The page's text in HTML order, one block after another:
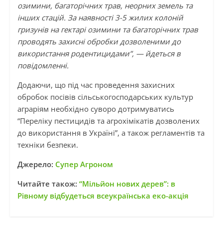
озимини, багаторічних трав, неорних земель та
інших стацій. За наявності 3-5 жилих колоній
гризунів на гектарі озимини та багаторічних трав
проводять захисні обробки дозволеними до
використання родентицидами”, — йдеться в
повідомленні.
Додаючи, що під час проведення захисних
обробок посівів сільськогосподарських культур
аграріям необхідно суворо дотримуватись
“Переліку пестицидів та агрохімікатів дозволених
до використання в Україні”, а також регламентів та
техніки безпеки.
Джерело: Супер Агроном
Читайте також: “Мільйон нових дерев”: в
Рівному відбудеться всеукраїнська еко-акція